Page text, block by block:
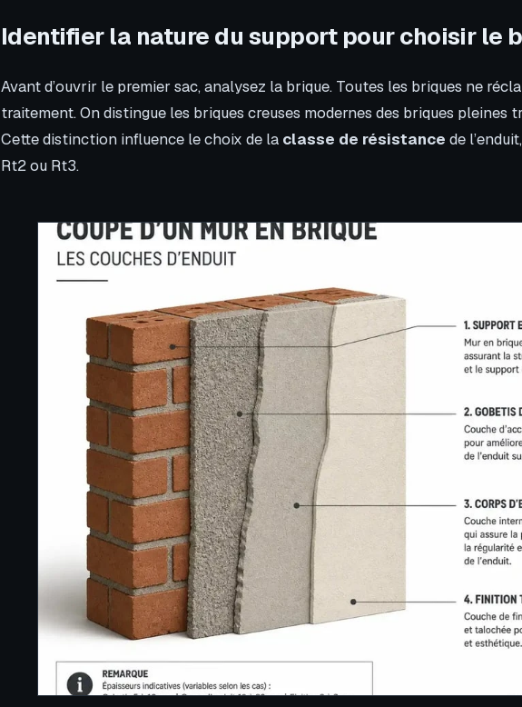
Identifier la nature du support pour choisir le
Avant d’ouvrir le premier sac, analysez la brique. Toutes les briques ne
traitement. On distingue les briques creuses modernes des briques pleines
Cette distinction influence le choix de la classe de résistance de
Rt2 ou Rt3.